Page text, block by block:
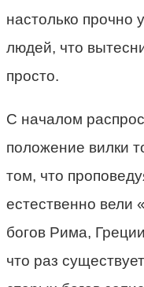
настолько прочно
людей, что
просто.
С началом
положение вилки
том, что
естественно вели
богов Рима,
что раз